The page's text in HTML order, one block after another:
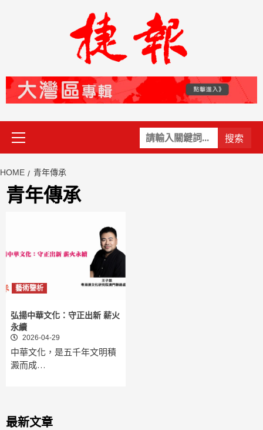
關
鍵
Primary
Menu
HOME 青年傳承
青年傳承
藝術鑒析
弘揚中華文化：守正出新 薪火
永續
2026-04-29
中華文化，是五千年文明積
澱而成…
最新文章